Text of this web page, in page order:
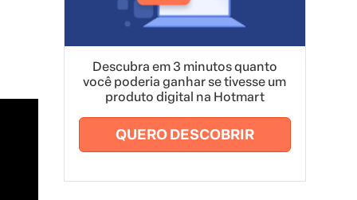
Descubra em 3 minutos quanto
você poderia ganhar se tivesse um
produto digital na Hotmart
QUERO DESCOBRIR